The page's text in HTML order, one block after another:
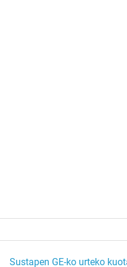
Sustapen GE-ko urteko